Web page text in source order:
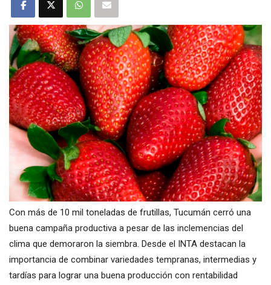
Con más de 10 mil toneladas de frutillas, Tucumán cerró una
buena campaña productiva a pesar de las inclemencias del
clima que demoraron la siembra. Desde el INTA destacan la
importancia de combinar variedades tempranas, intermedias y
tardías para lograr una buena producción con rentabilidad